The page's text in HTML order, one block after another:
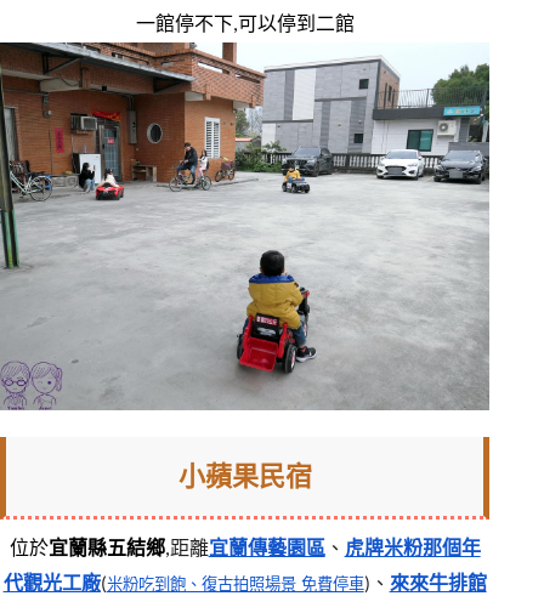
一館停不下,可以停到二館
小蘋果民宿
位於宜蘭縣五結鄉,距離宜蘭傳藝園區、 虎牌米粉那個年
代觀光工廠(米粉吃到飽、復古拍照場景 免費停車)、 來來牛排館